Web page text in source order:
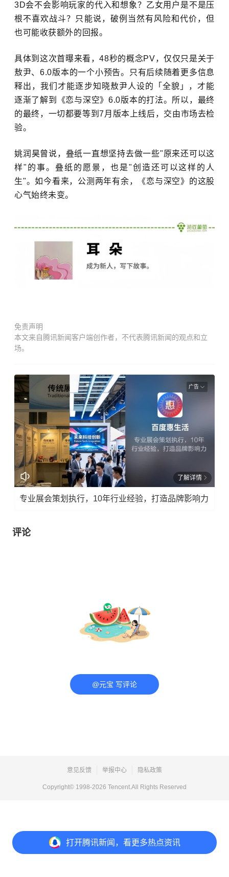
3D会不会影响玩家的代入和想象？乙女用户是不是压
根不喜欢战斗？只能说，破例当然有风险和代价，但
也可能收获额外的回报。
具体到这次首曝来看，48秒的概念PV，仅仅只是关于
敖尹、6.0版本的一个小预告。
只有后续随着更多信息
释出，我们才能逐步知晓敖尹人设的「全貌」，才能
逐渐了解到《恋与深空》6.0版本的打法。所以 ，最终
的最终，一切都要等到7月版本上线后，交由市场去检
验。
姚润昊曾说，叠纸一直想坚持去做一些"原来还可以这
样"的事。叠纸的愿景，也是"创造还可以这样的人
生"。如今看来，公测两年有余，《恋与深空》的这股
心气始终未变。
免责声明
本文来自腾讯新闻客户端创作者，不代表腾讯新闻的观点和立
场。
打开腾讯新闻，看更多热点资讯
广告
了解详情
专业展会策划执行，10年行业经验，打造品牌影响力
评论
@元宝 写评论
意见反馈 举报中心 隐私政策
Copyright© 1998-2026 Tencent.All Rights Reserved